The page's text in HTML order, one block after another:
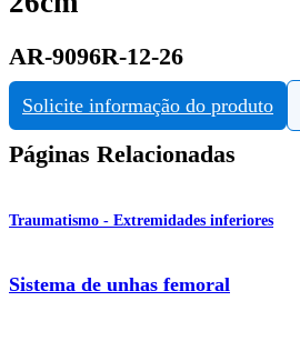
AR-9096R-12-26
Solicite informação do produto
Páginas Relacionadas
Traumatismo - Extremidades inferiores
Sistema de unhas femoral